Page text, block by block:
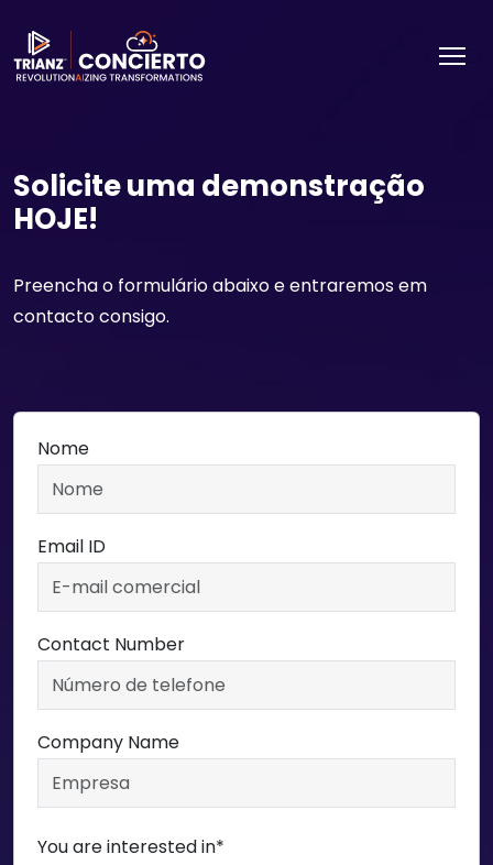
Solicite uma demonstração
HOJE!
Preencha o formulário abaixo e entraremos em
contacto consigo.
Nome
Email ID
Contact Number
Company Name
You are interested in*